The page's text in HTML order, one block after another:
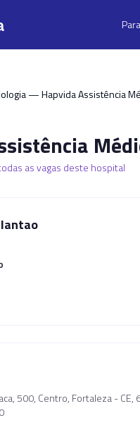
— Hapvida Assistência
as vagas deste hospital
500, Centro, Fortaleza -